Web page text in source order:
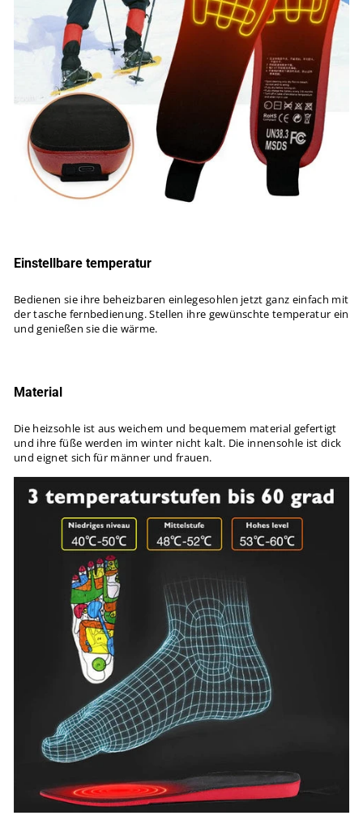
Einstellbare temperatur
Bedienen sie ihre beheizbaren einlegesohlen jetzt ganz einfach mit
der tasche fernbedienung. Stellen ihre gewünschte temperatur ein
und genießen sie die wärme.
Material
Die heizsohle ist aus weichem und bequemem material gefertigt
und ihre füße werden im winter nicht kalt. Die innensohle ist dick
und eignet sich für männer und frauen.